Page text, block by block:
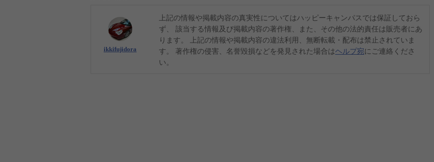
ikkifujidora
上記の情報や掲載内容の真実性についてはハッピーキャンパスでは保証しておら
ず、 該当する情報及び掲載内容の著作権、また、その他の法的責任は販売者にあ
ります。 上記の情報や掲載内容の違法利用、無断転載・配布は禁止されていま
す。 著作権の侵害、名誉毀損などを発見された場合はヘルプ宛にご連絡くださ
い。